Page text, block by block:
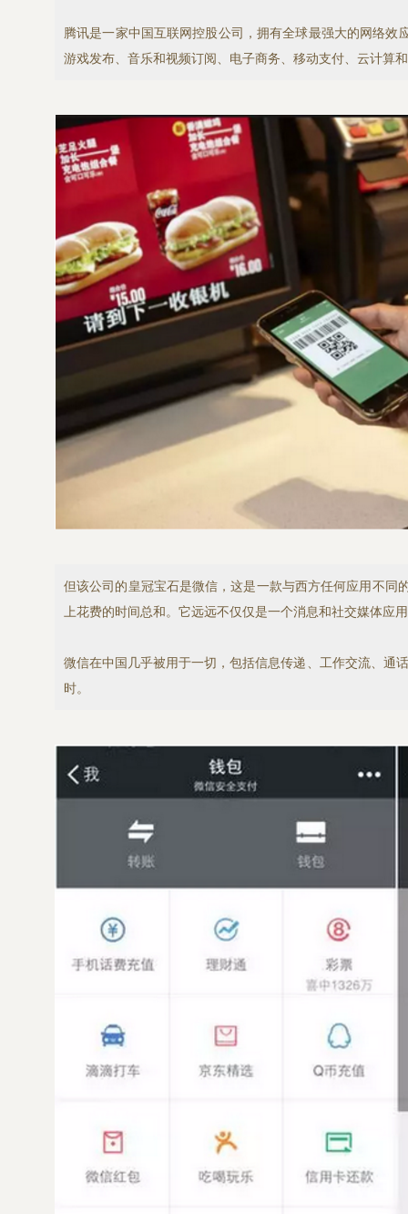
腾讯是一家中国互联网控股公司，拥有全球最强大的网络
游戏发布、音乐和视频订阅、电子商务、移动支付、云计算
但该公司的皇冠宝石是微信，这是一款与西方任何应用不
上花费的时间总和。它远远不仅仅是一个消息和社交媒体应
微信在中国几乎被用于一切，包括信息传递、工作交流、通
时。